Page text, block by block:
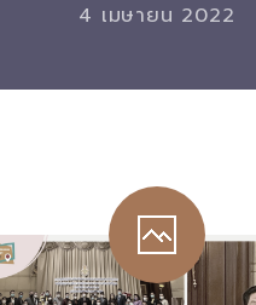
-- กฎหมาย
---- พ.ร.บ. และอนุบัญญัติ
---- พ.ร.ฎ. ขยายเวลาใช้บังคับ พ.ร.
ศึกษา พ.ศ. 252 พ.ศ. 2569
4 เมษายน 2022